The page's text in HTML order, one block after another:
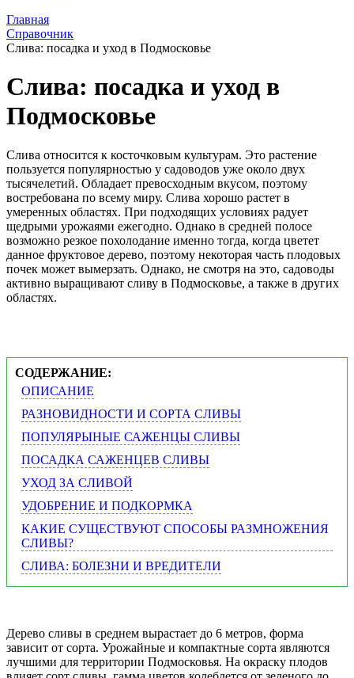
Главная
Справочник
Слива: посадка и уход в Подмосковье
Слива: посадка и уход в
Подмосковье
Слива относится к косточковым культурам. Это растение
пользуется популярностью у садоводов уже около двух
тысячелетий. Обладает превосходным вкусом, поэтому
востребована по всему миру. Слива хорошо растет в
умеренных областях. При подходящих условиях радует
щедрыми урожаями ежегодно. Однако в средней полосе
возможно резкое похолодание именно тогда, когда цветет
данное фруктовое дерево, поэтому некоторая часть плодовых
почек может вымерзать. Однако, не смотря на это, садоводы
активно выращивают сливу в Подмосковье, а также в других
областях.
СОДЕРЖАНИЕ:
ОПИСАНИЕ
РАЗНОВИДНОСТИ И СОРТА СЛИВЫ
ПОПУЛЯРЫНЫЕ САЖЕНЦЫ СЛИВЫ
ПОСАДКА САЖЕНЦЕВ СЛИВЫ
УХОД ЗА СЛИВОЙ
УДОБРЕНИЕ И ПОДКОРМКА
КАКИЕ СУЩЕСТВУЮТ СПОСОБЫ РАЗМНОЖЕНИЯ
СЛИВЫ?
СЛИВА: БОЛЕЗНИ И ВРЕДИТЕЛИ
Дерево сливы в среднем вырастает до 6 метров, форма
зависит от сорта. Урожайные и компактные сорта являются
лучшими для территории Подмосковья. На окраску плодов